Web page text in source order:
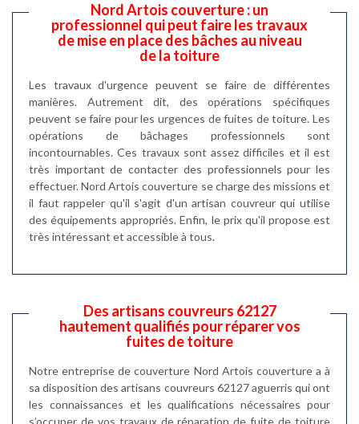
Nord Artois couverture : un
professionnel qui peut faire les travaux
de mise en place des bâches au niveau
de la toiture
Les travaux d'urgence peuvent se faire de différentes
manières. Autrement dit, des opérations spécifiques
peuvent se faire pour les urgences de fuites de toiture. Les
opérations de bâchages professionnels sont
incontournables. Ces travaux sont assez difficiles et il est
très important de contacter des professionnels pour les
effectuer. Nord Artois couverture se charge des missions et
il faut rappeler qu'il s'agit d'un artisan couvreur qui utilise
des équipements appropriés. Enfin, le prix qu'il propose est
très intéressant et accessible à tous.
Des artisans couvreurs 62127
hautement qualifiés pour réparer vos
fuites de toiture
Notre entreprise de couverture Nord Artois couverture a à
sa disposition des artisans couvreurs 62127 aguerris qui ont
les connaissances et les qualifications nécessaires pour
s’occuper de vos travaux de réparation de fuite de toiture